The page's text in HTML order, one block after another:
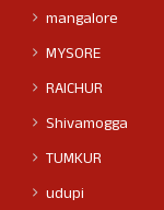
mangalore
MYSORE
RAICHUR
Shivamogga
TUMKUR
udupi